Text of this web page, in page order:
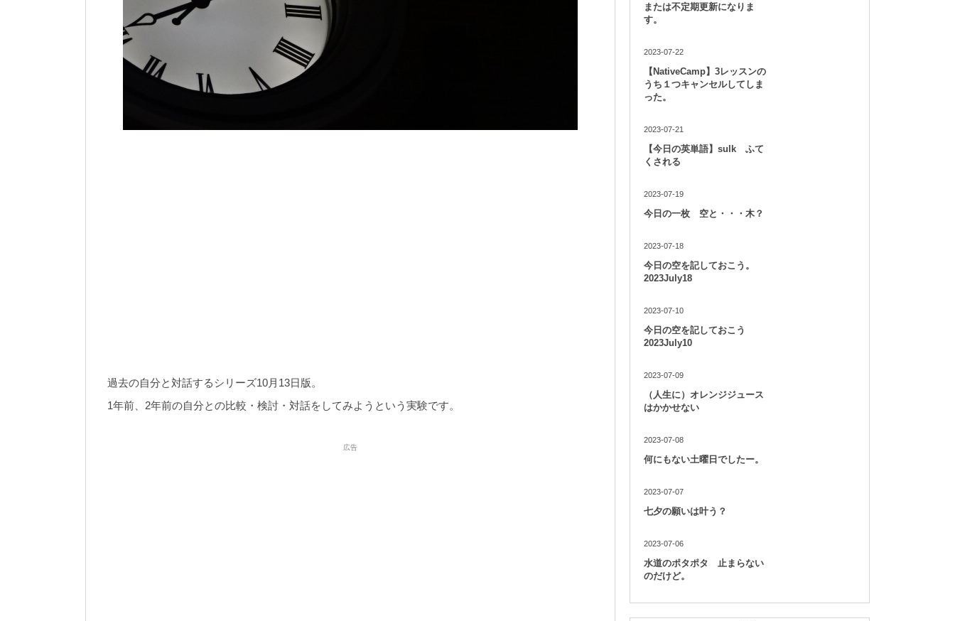
過去の自分と対話するシリーズ10月13日版。
1年前、2年前の自分との比較・検討・対話をしてみようという実験です。
広告
または不定期更新になりま
す。
2023-07-22
【NativeCamp】3レッスンの
うち１つキャンセルしてしま
った。
2023-07-21
【今日の英単語】sulk ふて
くされる
2023-07-19
今日の一枚 空と・・・木？
2023-07-18
今日の空を記しておこう。
2023July18
2023-07-10
今日の空を記しておこう
2023July10
2023-07-09
（人生に）オレンジジュース
はかかせない
2023-07-08
何にもない土曜日でしたー。
2023-07-07
七夕の願いは叶う？
2023-07-06
水道のポタポタ 止まらない
のだけど。